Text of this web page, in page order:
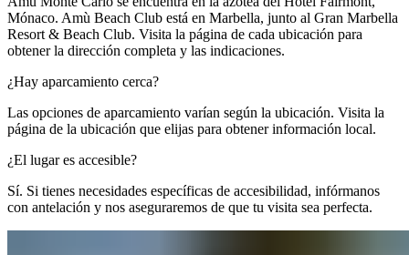
Mónaco. Amù Beach Club está en Marbella, junto al Gran Marbella
Resort & Beach Club. Visita la página de cada ubicación para
obtener la dirección completa y las indicaciones.​​​​‌ ‍ ​‍​‍‌‍ ‌ ​‍‌‍‍‌‌‍‌ ‌‍‍‌‌‍ ‍​‍​‍​ ‍‍​‍​‍‌ ​ ‌‍​‌‌‍ ‍‌‍‍‌‌ ‌​‌ ‍‌​‍ ‍‌‍‍‌‌‍ ​‍​‍​‍ ​​‍​‍‌‍‍​‌ ​‍‌‍‌‌‌‍‌‍​‍​‍​ ‍‍​‍​‍‌‍‍​‌ ‌​‌ ‌​‌ ​​‌ ​ ​ ‍‍​‍ ​‍ ‌‍ ​​‍ ‌‌‍​‌‌‍ ‍‌‍‌​​‍ ‌‌ ​‍​‍ ‌‌‍‍​‌‍ ‌ ‌​‌‍‌‌‌‍ ​‌ ​ ​‍ ‌‌ ​ ‌ ‌​‌ ‌‌‌‍‌​‌‍‍‌‌‍ ​‍ ‍‌ ‌‍‌‍‌‌‌ ​‍‌‍​ ‌‍‌‌‌‍ ​​‍ ‍‌‍​‌‌ ​​‌ ​​​‍ ‌‍‍‌‌‍ ‍‌ ‌​‌‍‌‌‌‍ ‍‌ ‌​​‍ ‌‍‌‌‌‍‌​‌‍‍‌‌ ‌​​‍ ‌‍ ‌‌‍ ‌‍‌​‌‍‌‌​ ‌‌ ​​‌ ​‍‌‍‌‌‌ ​ ‌‍‌‌‌‍ ‍‌ ‌​‌‍​‌‌ ‌​‌‍‍‌‌‍ ‌‍ ‍​ ‍ ‌‍‍‌‌‍‌​​ ‌‌‍​‌‌‍​‌​ ​‍​ ‌‍‌‍​ ​ ​‌​ ​‍​ ‍‌​‍ ‌‌‍​‍​ ‍​​ ‌​​ ​‍​‍ ‌​ ‌​‌‍‌​‌‍‌​​ ‌‍​‍ ‌‌‍​‍‌‍‌‍​ ​‌‌‍​‍​‍ ‌​ ​ ​ ‍​​ ‌‍‌‍​‍‌‍​‍​ ​ ​ ​​​ ​‌‌‍​‌‌‍​‍​ ‌ ​ ​‍​ ‍ ‌ ‌​‌ ‍‌‌ ​​‌‍‌‌​ ‌‌‍‍​‌‍ ‌ ‌​‌‍‌‌‌‍ ​‌​‌‍‌‍​‌‌ ​‌​ ‍ ‌ ​​‌‍​‌‌ ‌​‌‍‍​​ ‌‌‍​‌‌‍ ‍‌ ​ ‌ ‌ ‌‍‌‌‌ ​‍​‍‌‌​ ‌‌‌​​‍‌‌ ‌‍‍ ‌‍‌‌‌ ‍‌​‍‌‌​ ​ ‌​‌​​‍‌‌​ ​ ‌​‌​​‍‌‌​ ​‍​ ​‍​ ‌‍​ ​ ​ ​‌​ ‌ ​ ‍‌​ ‌​‌‍​‌‌‍‌​​ ​‍‌‍​‌​ ​‌‌‍​ ​‍‌‌​ ​‍​ ​‍​‍‌‌​ ‌‌‌​‌​​‍ ‍‌‍​ ‌‍‍​‌‍‍‌‌‍ ​‌‍‌​‌ ​‍‌‍‌‌‌‍ ‍​‍‌‌​ ‌‌‌​​‍‌‌ ‌‍‍ ‌‍‌‌‌ ‍‌​‍‌‌​ ​ ‌​‌​​‍‌‌​ ​ ‌​‌​​‍‌‌​ ​‍​ ​‍‌‍‌​​ ‌ ​ ​‌‌‍​‌​ ‌​​ ​‌​ ‍​​ ​ ​ ‍​​ ‍​​ ​‍​ ‌​​‍‌‌​ ​‍​ ​‍​‍‌‌​ ‌‌‌​‌​​‍ ‍‌ ‌​‌‍‌‌‌ ‍​‌ ‌​​ ‌‍​‍‌‍​‌‌ ​ ‌‍‌‌‌‌‌‌‌ ​‍‌‍ ​​ ‌‌‍‍​‌ ‌​‌ ‌​‌ ​​‌ ​ ​‍‌‌​ ​ ‌​​‌​‍‌‌​ ​‍‌​‌‍​‍‌‌​ ​‍‌​‌‍‌‍ ​​‍ ‌‌‍​‌‌‍ ‍‌‍‌​​‍ ‌‌ ​‍​‍ ‌‌‍‍​‌‍ ‌ ‌​‌‍‌‌‌‍ ​‌ ​ ​‍ ‌‌ ​ ‌ ‌​‌ ‌‌‌‍‌​‌‍‍‌‌‍ ​‍ ‍‌ ‌‍‌‍‌‌‌ ​‍‌‍​ ‌‍‌‌‌‍ ​​‍ ‍‌‍​‌‌ ​​‌ ​​​‍‌‍‌‍‍‌‌‍‌​​ ‌‌‍​‌‌‍​‌​ ​‍​ ‌‍‌‍​ ​ ​‌​ ​‍​ ‍‌​‍ ‌‌‍​‍​ ‍​​ ‌​​ ​‍​‍ ‌​ ‌​‌‍‌​‌‍‌​​ ‌‍​‍ ‌‌‍​‍‌‍‌‍​ ​‌‌‍​‍​‍ ‌​ ​ ​ ‍​​ ‌‍‌‍​‍‌‍​‍​ ​ ​ ​​​ ​‌‌‍​‌‌‍​‍​ ‌ ​ ​‍​‍‌‍‌ ‌​‌ ‍‌‌ ​​‌‍‌‌​ ‌‌‍‍​‌‍ ‌ ‌​‌‍‌‌‌‍ ​‌​‌‍‌‍​‌‌ ​‌​‍‌‍‌ ​​‌‍​‌‌ ‌​‌‍‍​​ ‌‌‍​‌‌‍ ‍‌ ​ ‌ ‌ ‌‍‌‌‌ ​‍​‍‌‌​ ‌‌‌​​‍‌‌ ‌‍‍ ‌‍‌‌‌ ‍‌​‍‌‌​ ​ ‌​‌​​‍‌‌​ ​ ‌​‌​​‍‌‌​ ​‍​ ​‍​ ‌‍​ ​ ​ ​‌​ ‌ ​ ‍‌​ ‌​‌‍​‌‌‍‌​​ ​‍‌‍​‌​ ​‌‌‍​ ​‍‌‌​ ​‍​ ​‍​‍‌‌​ ‌‌‌​‌​​‍ ‍‌‍​ ‌‍‍​‌‍‍‌‌‍ ​‌‍‌​‌ ​‍‌‍‌‌‌‍ ‍​‍‌‌​ ‌‌‌​​‍‌‌ ‌‍‍ ‌‍‌‌‌ ‍‌​‍‌‌​ ​ ‌​‌​​‍‌‌​ ​ ‌​‌​​‍‌‌​ ​‍​ ​‍‌‍‌​​ ‌ ​ ​‌‌‍​‌​ ‌​​ ​‌​ ‍​​ ​ ​ ‍​​ ‍​​ ​‍​ ‌​​‍‌‌​ ​‍​ ​‍​‍‌‌​ ‌‌‌​‌​​‍ ‍‌ ‌​‌‍‌‌‌ ‍​‌ ‌​​‍‌‍‌ ​​‌‍‌‌‌ ​‍‌ ​ ‌ ​​‌‍‌‌‌‍​ ‌ ‌​‌‍‍‌‌ ‌‍‌‍‌‌​ ‌‌ ​​‌ ‌‌‌‍​‍‌‍ ​‌‍‍‌‌ ​ ‌‍‍​‌‍‌‌‌‍‌​​‍​‍‌ ‌
¿Hay aparcamiento cerca?​​​​‌ ‍ ​‍​‍‌‍ ‌ ​‍‌‍‍‌‌‍‌ ‌‍‍‌‌‍ ‍​‍​‍​ ‍‍​‍​‍‌ ​ ‌‍​‌‌‍ ‍‌‍‍‌‌ ‌​‌ ‍‌​‍ ‍‌‍‍‌‌‍ ​‍​‍​‍ ​​‍​‍‌‍‍​‌ ​‍‌‍‌‌‌‍‌‍​‍​‍​ ‍‍​‍​‍‌‍‍​‌ ‌​‌ ‌​‌ ​​‌ ​ ​ ‍‍​‍ ​‍ ‌‍ ​​‍ ‌‌‍​‌‌‍ ‍‌‍‌​​‍ ‌‌ ​‍​‍ ‌‌‍‍​‌‍ ‌ ‌​‌‍‌‌‌‍ ​‌ ​ ​‍ ‌‌ ​ ‌ ‌​‌ ‌‌‌‍‌​‌‍‍‌‌‍ ​‍ ‍‌ ‌‍‌‍‌‌‌ ​‍‌‍​ ‌‍‌‌‌‍ ​​‍ ‍‌‍​‌‌ ​​‌ ​​​‍ ‌‍‍‌‌‍ ‍‌ ‌​‌‍‌‌‌‍ ‍‌ ‌​​‍ ‌‍‌‌‌‍‌​‌‍‍‌‌ ‌​​‍ ‌‍ ‌‌‍ ‌‍‌​‌‍‌‌​ ‌‌ ​​‌ ​‍‌‍‌‌‌ ​ ‌‍‌‌‌‍ ‍‌ ‌​‌‍​‌‌ ‌​‌‍‍‌‌‍ ‌‍ ‍​ ‍ ‌‍‍‌‌‍‌​​ ‌​ ‌ ‌‍‌​​ ‌ ​ ‍​‌‍‌‍​ ‍‌‌‍‌‌​ ​​​‍ ‌‌‍​ ​ ‌‌​ ​‌‌‍​‌​‍ ‌​ ‌​​ ‌ ​ ‌ ​ ‌‍​‍ ‌‌‍​‌​ ​​​ ​‍‌‍​ ​‍ ‌‌‍‌‌​ ‌ ​ ‍​‌‍​‌​ ​ ​ ​ ​ ‌‌‌‍​‍​ ‌​‌‍​‍‌‍‌‍​ ‌‌​ ‍ ‌ ‌​‌ ‍‌‌ ​​‌‍‌‌​ ‌‌‍‍​‌‍ ‌ ‌​‌‍‌‌‌‍ ​‌​‌‍‌‍​‌‌ ​‌​ ‍ ‌ ​​‌‍​‌‌ ‌​‌‍‍​​ ‌‌ ​‌‌ ‌‌‌‍‌‌‌ ​ ‌ ‌​‌‍‍‌‌‍ ‌‍ ‍​ ‌‍​‍‌‍​‌‌ ​ ‌‍‌‌‌‌‌‌‌ ​‍‌‍ ​​ ‌‌‍‍​‌ ‌​‌ ‌​‌ ​​‌ ​ ​‍‌‌​ ​ ‌​​‌​‍‌‌​ ​‍‌​‌‍​‍‌‌​ ​‍‌​‌‍‌‍ ​​‍ ‌‌‍​‌‌‍ ‍‌‍‌​​‍ ‌‌ ​‍​‍ ‌‌‍‍​‌‍ ‌ ‌​‌‍‌‌‌‍ ​‌ ​ ​‍ ‌‌ ​ ‌ ‌​‌ ‌‌‌‍‌​‌‍‍‌‌‍ ​‍ ‍‌ ‌‍‌‍‌‌‌ ​‍‌‍​ ‌‍‌‌‌‍ ​​‍ ‍‌‍​‌‌ ​​‌ ​​​‍‌‍‌‍‍‌‌‍‌​​ ‌​ ‌ ‌‍‌​​ ‌ ​ ‍​‌‍‌‍​ ‍‌‌‍‌‌​ ​​​‍ ‌‌‍​ ​ ‌‌​ ​‌‌‍​‌​‍ ‌​ ‌​​ ‌ ​ ‌ ​ ‌‍​‍ ‌‌‍​‌​ ​​​ ​‍‌‍​ ​‍ ‌‌‍‌‌​ ‌ ​ ‍​‌‍​‌​ ​ ​ ​ ​ ‌‌‌‍​‍​ ‌​‌‍​‍‌‍‌‍​ ‌‌​‍‌‍‌ ‌​‌ ‍‌‌ ​​‌‍‌‌​ ‌‌‍‍​‌‍ ‌ ‌​‌‍‌‌‌‍ ​‌​‌‍‌‍​‌‌ ​‌​‍‌‍‌ ​​‌‍​‌‌ ‌​‌‍‍​​ ‌‌ ​‌‌ ‌‌‌‍‌‌‌ ​ ‌ ‌​‌‍‍‌‌‍ ‌‍ ‍​‍‌‍‌ ​​‌‍‌‌‌ ​‍‌ ​ ‌ ​​‌‍‌‌‌‍​ ‌ ‌​‌‍‍‌‌ ‌‍‌‍‌‌​ ‌‌ ​​‌ ‌‌‌‍​‍‌‍ ​‌‍‍‌‌ ​ ‌‍‍​‌‍‌‌‌‍‌​​‍​‍‌ ‌
Las opciones de aparcamiento varían según la ubicación. Visita la
página de la ubicación que elijas para obtener información local.​​​​‌ ‍ ​‍​‍‌‍ ‌ ​‍‌‍‍‌‌‍‌ ‌‍‍‌‌‍ ‍​‍​‍​ ‍‍​‍​‍‌ ​ ‌‍​‌‌‍ ‍‌‍‍‌‌ ‌​‌ ‍‌​‍ ‍‌‍‍‌‌‍ ​‍​‍​‍ ​​‍​‍‌‍‍​‌ ​‍‌‍‌‌‌‍‌‍​‍​‍​ ‍‍​‍​‍‌‍‍​‌ ‌​‌ ‌​‌ ​​‌ ​ ​ ‍‍​‍ ​‍ ‌‍ ​​‍ ‌‌‍​‌‌‍ ‍‌‍‌​​‍ ‌‌ ​‍​‍ ‌‌‍‍​‌‍ ‌ ‌​‌‍‌‌‌‍ ​‌ ​ ​‍ ‌‌ ​ ‌ ‌​‌ ‌‌‌‍‌​‌‍‍‌‌‍ ​‍ ‍‌ ‌‍‌‍‌‌‌ ​‍‌‍​ ‌‍‌‌‌‍ ​​‍ ‍‌‍​‌‌ ​​‌ ​​​‍ ‌‍‍‌‌‍ ‍‌ ‌​‌‍‌‌‌‍ ‍‌ ‌​​‍ ‌‍‌‌‌‍‌​‌‍‍‌‌ ‌​​‍ ‌‍ ‌‌‍ ‌‍‌​‌‍‌‌​ ‌‌ ​​‌ ​‍‌‍‌‌‌ ​ ‌‍‌‌‌‍ ‍‌ ‌​‌‍​‌‌ ‌​‌‍‍‌‌‍ ‌‍ ‍​ ‍ ‌‍‍‌‌‍‌​​ ‌​ ‌ ‌‍‌​​ ‌ ​ ‍​‌‍‌‍​ ‍‌‌‍‌‌​ ​​​‍ ‌‌‍​ ​ ‌‌​ ​‌‌‍​‌​‍ ‌​ ‌​​ ‌ ​ ‌ ​ ‌‍​‍ ‌‌‍​‌​ ​​​ ​‍‌‍​ ​‍ ‌‌‍‌‌​ ‌ ​ ‍​‌‍​‌​ ​ ​ ​ ​ ‌‌‌‍​‍​ ‌​‌‍​‍‌‍‌‍​ ‌‌​ ‍ ‌ ‌​‌ ‍‌‌ ​​‌‍‌‌​ ‌‌‍‍​‌‍ ‌ ‌​‌‍‌‌‌‍ ​‌​‌‍‌‍​‌‌ ​‌​ ‍ ‌ ​​‌‍​‌‌ ‌​‌‍‍​​ ‌‌‍​‌‌‍ ‍‌ ​ ‌ ‌ ‌‍‌‌‌ ​‍​‍‌‌​ ‌‌‌​​‍‌‌ ‌‍‍ ‌‍‌‌‌ ‍‌​‍‌‌​ ​ ‌​‌​​‍‌‌​ ​ ‌​‌​​‍‌‌​ ​‍​ ​‍​ ​‍​ ‌‍‌‍​ ​ ‍‌​ ‌‍‌‍​‌​ ‍‌​ ‍​‌‍​ ​ ‍​​ ​‍‌‍​‌​‍‌‌​ ​‍​ ​‍​‍‌‌​ ‌‌‌​‌​​‍ ‍‌‍​ ‌‍‍​‌‍‍‌‌‍ ​‌‍‌​‌ ​‍‌‍‌‌‌‍ ‍​‍‌‌​ ‌‌‌​​‍‌‌ ‌‍‍ ‌‍‌‌‌ ‍‌​‍‌‌​ ​ ‌​‌​​‍‌‌​ ​ ‌​‌​​‍‌‌​ ​‍​ ​‍​ ‌‌‌‍​ ​ ​‌​ ​​​ ​ ​ ​‌​ ‌‍​ ‌‍‌‍​‍‌‍‌‌​ ​ ‌‍​‍​‍‌‌​ ​‍​ ​‍​‍‌‌​ ‌‌‌​‌​​‍ ‍‌ ‌​‌‍‌‌‌ ‍​‌ ‌​​ ‌‍​‍‌‍​‌‌ ​ ‌‍‌‌‌‌‌‌‌ ​‍‌‍ ​​ ‌‌‍‍​‌ ‌​‌ ‌​‌ ​​‌ ​ ​‍‌‌​ ​ ‌​​‌​‍‌‌​ ​‍‌​‌‍​‍‌‌​ ​‍‌​‌‍‌‍ ​​‍ ‌‌‍​‌‌‍ ‍‌‍‌​​‍ ‌‌ ​‍​‍ ‌‌‍‍​‌‍ ‌ ‌​‌‍‌‌‌‍ ​‌ ​ ​‍ ‌‌ ​ ‌ ‌​‌ ‌‌‌‍‌​‌‍‍‌‌‍ ​‍ ‍‌ ‌‍‌‍‌‌‌ ​‍‌‍​ ‌‍‌‌‌‍ ​​‍ ‍‌‍​‌‌ ​​‌ ​​​‍‌‍‌‍‍‌‌‍‌​​ ‌​ ‌ ‌‍‌​​ ‌ ​ ‍​‌‍‌‍​ ‍‌‌‍‌‌​ ​​​‍ ‌‌‍​ ​ ‌‌​ ​‌‌‍​‌​‍ ‌​ ‌​​ ‌ ​ ‌ ​ ‌‍​‍ ‌‌‍​‌​ ​​​ ​‍‌‍​ ​‍ ‌‌‍‌‌​ ‌ ​ ‍​‌‍​‌​ ​ ​ ​ ​ ‌‌‌‍​‍​ ‌​‌‍​‍‌‍‌‍​ ‌‌​‍‌‍‌ ‌​‌ ‍‌‌ ​​‌‍‌‌​ ‌‌‍‍​‌‍ ‌ ‌​‌‍‌‌‌‍ ​‌​‌‍‌‍​‌‌ ​‌​‍‌‍‌ ​​‌‍​‌‌ ‌​‌‍‍​​ ‌‌‍​‌‌‍ ‍‌ ​ ‌ ‌ ‌‍‌‌‌ ​‍​‍‌‌​ ‌‌‌​​‍‌‌ ‌‍‍ ‌‍‌‌‌ ‍‌​‍‌‌​ ​ ‌​‌​​‍‌‌​ ​ ‌​‌​​‍‌‌​ ​‍​ ​‍​ ​‍​ ‌‍‌‍​ ​ ‍‌​ ‌‍‌‍​‌​ ‍‌​ ‍​‌‍​ ​ ‍​​ ​‍‌‍​‌​‍‌‌​ ​‍​ ​‍​‍‌‌​ ‌‌‌​‌​​‍ ‍‌‍​ ‌‍‍​‌‍‍‌‌‍ ​‌‍‌​‌ ​‍‌‍‌‌‌‍ ‍​‍‌‌​ ‌‌‌​​‍‌‌ ‌‍‍ ‌‍‌‌‌ ‍‌​‍‌‌​ ​ ‌​‌​​‍‌‌​ ​ ‌​‌​​‍‌‌​ ​‍​ ​‍​ ‌‌‌‍​ ​ ​‌​ ​​​ ​ ​ ​‌​ ‌‍​ ‌‍‌‍​‍‌‍‌‌​ ​ ‌‍​‍​‍‌‌​ ​‍​ ​‍​‍‌‌​ ‌‌‌​‌​​‍ ‍‌ ‌​‌‍‌‌‌ ‍​‌ ‌​​‍‌‍‌ ​​‌‍‌‌‌ ​‍‌ ​ ‌ ​​‌‍‌‌‌‍​ ‌ ‌​‌‍‍‌‌ ‌‍‌‍‌‌​ ‌‌ ​​‌ ‌‌‌‍​‍‌‍ ​‌‍‍‌‌ ​ ‌‍‍​‌‍‌‌‌‍‌​​‍​‍‌ ‌
¿El lugar es accesible?​​​​‌ ‍ ​‍​‍‌‍ ‌ ​‍‌‍‍‌‌‍‌ ‌‍‍‌‌‍ ‍​‍​‍​ ‍‍​‍​‍‌ ​ ‌‍​‌‌‍ ‍‌‍‍‌‌ ‌​‌ ‍‌​‍ ‍‌‍‍‌‌‍ ​‍​‍​‍ ​​‍​‍‌‍‍​‌ ​‍‌‍‌‌‌‍‌‍​‍​‍​ ‍‍​‍​‍‌‍‍​‌ ‌​‌ ‌​‌ ​​‌ ​ ​ ‍‍​‍ ​‍ ‌‍ ​​‍ ‌‌‍​‌‌‍ ‍‌‍‌​​‍ ‌‌ ​‍​‍ ‌‌‍‍​‌‍ ‌ ‌​‌‍‌‌‌‍ ​‌ ​ ​‍ ‌‌ ​ ‌ ‌​‌ ‌‌‌‍‌​‌‍‍‌‌‍ ​‍ ‍‌ ‌‍‌‍‌‌‌ ​‍‌‍​ ‌‍‌‌‌‍ ​​‍ ‍‌‍​‌‌ ​​‌ ​​​‍ ‌‍‍‌‌‍ ‍‌ ‌​‌‍‌‌‌‍ ‍‌ ‌​​‍ ‌‍‌‌‌‍‌​‌‍‍‌‌ ‌​​‍ ‌‍ ‌‌‍ ‌‍‌​‌‍‌‌​ ‌‌ ​​‌ ​‍‌‍‌‌‌ ​ ‌‍‌‌‌‍ ‍‌ ‌​‌‍​‌‌ ‌​‌‍‍‌‌‍ ‌‍ ‍​ ‍ ‌‍‍‌‌‍‌​​ ‌‌‍​ ​ ‌​​ ​‌​ ‌‍‌‍​‍‌‍‌​​ ​ ‌‍​‌​‍ ‌‌‍‌​​ ‌‌​ ‌​​ ​‌​‍ ‌​ ‌​‌‍​ ​ ‍‌​ ‌‌​‍ ‌​ ‍​​ ‌‍‌‍‌‌​ ‌​​‍ ‌​ ‌‌‌‍‌‍​ ​‍‌‍​‌​ ‌ ​ ‍​‌‍‌​​ ‍‌​ ‍‌‌‍​ ​ ‌ ​ ‍‌​ ‍ ‌ ‌​‌ ‍‌‌ ​​‌‍‌‌​ ‌‌‍‍​‌‍ ‌ ‌​‌‍‌‌‌‍ ​‌​‌‍‌‍​‌‌ ​‌​ ‍ ‌ ​​‌‍​‌‌ ‌​‌‍‍​​ ‌‌ ​‌‌ ‌‌‌‍‌‌‌ ​ ‌ ‌​‌‍‍‌‌‍ ‌‍ ‍​ ‌‍​‍‌‍​‌‌ ​ ‌‍‌‌‌‌‌‌‌ ​‍‌‍ ​​ ‌‌‍‍​‌ ‌​‌ ‌​‌ ​​‌ ​ ​‍‌‌​ ​ ‌​​‌​‍‌‌​ ​‍‌​‌‍​‍‌‌​ ​‍‌​‌‍‌‍ ​​‍ ‌‌‍​‌‌‍ ‍‌‍‌​​‍ ‌‌ ​‍​‍ ‌‌‍‍​‌‍ ‌ ‌​‌‍‌‌‌‍ ​‌ ​ ​‍ ‌‌ ​ ‌ ‌​‌ ‌‌‌‍‌​‌‍‍‌‌‍ ​‍ ‍‌ ‌‍‌‍‌‌‌ ​‍‌‍​ ‌‍‌‌‌‍ ​​‍ ‍‌‍​‌‌ ​​‌ ​​​‍‌‍‌‍‍‌‌‍‌​​ ‌‌‍​ ​ ‌​​ ​‌​ ‌‍‌‍​‍‌‍‌​​ ​ ‌‍​‌​‍ ‌‌‍‌​​ ‌‌​ ‌​​ ​‌​‍ ‌​ ‌​‌‍​ ​ ‍‌​ ‌‌​‍ ‌​ ‍​​ ‌‍‌‍‌‌​ ‌​​‍ ‌​ ‌‌‌‍‌‍​ ​‍‌‍​‌​ ‌ ​ ‍​‌‍‌​​ ‍‌​ ‍‌‌‍​ ​ ‌ ​ ‍‌​‍‌‍‌ ‌​‌ ‍‌‌ ​​‌‍‌‌​ ‌‌‍‍​‌‍ ‌ ‌​‌‍‌‌‌‍ ​‌​‌‍‌‍​‌‌ ​‌​‍‌‍‌ ​​‌‍​‌‌ ‌​‌‍‍​​ ‌‌ ​‌‌ ‌‌‌‍‌‌‌ ​ ‌ ‌​‌‍‍‌‌‍ ‌‍ ‍​‍‌‍‌ ​​‌‍‌‌‌ ​‍‌ ​ ‌ ​​‌‍‌‌‌‍​ ‌ ‌​‌‍‍‌‌ ‌‍‌‍‌‌​ ‌‌ ​​‌ ‌‌‌‍​‍‌‍ ​‌‍‍‌‌ ​ ‌‍‍​‌‍‌‌‌‍‌​​‍​‍‌ ‌
Sí. Si tienes necesidades específicas de accesibilidad, infórmanos
con antelación y nos aseguraremos de que tu visita sea perfecta.​​​​‌ ‍ ​‍​‍‌‍ ‌ ​‍‌‍‍‌‌‍‌ ‌‍‍‌‌‍ ‍​‍​‍​ ‍‍​‍​‍‌ ​ ‌‍​‌‌‍ ‍‌‍‍‌‌ ‌​‌ ‍‌​‍ ‍‌‍‍‌‌‍ ​‍​‍​‍ ​​‍​‍‌‍‍​‌ ​‍‌‍‌‌‌‍‌‍​‍​‍​ ‍‍​‍​‍‌‍‍​‌ ‌​‌ ‌​‌ ​​‌ ​ ​ ‍‍​‍ ​‍ ‌‍ ​​‍ ‌‌‍​‌‌‍ ‍‌‍‌​​‍ ‌‌ ​‍​‍ ‌‌‍‍​‌‍ ‌ ‌​‌‍‌‌‌‍ ​‌ ​ ​‍ ‌‌ ​ ‌ ‌​‌ ‌‌‌‍‌​‌‍‍‌‌‍ ​‍ ‍‌ ‌‍‌‍‌‌‌ ​‍‌‍​ ‌‍‌‌‌‍ ​​‍ ‍‌‍​‌‌ ​​‌ ​​​‍ ‌‍‍‌‌‍ ‍‌ ‌​‌‍‌‌‌‍ ‍‌ ‌​​‍ ‌‍‌‌‌‍‌​‌‍‍‌‌ ‌​​‍ ‌‍ ‌‌‍ ‌‍‌​‌‍‌‌​ ‌‌ ​​‌ ​‍‌‍‌‌‌ ​ ‌‍‌‌‌‍ ‍‌ ‌​‌‍​‌‌ ‌​‌‍‍‌‌‍ ‌‍ ‍​ ‍ ‌‍‍‌‌‍‌​​ ‌‌‍​ ​ ‌​​ ​‌​ ‌‍‌‍​‍‌‍‌​​ ​ ‌‍​‌​‍ ‌‌‍‌​​ ‌‌​ ‌​​ ​‌​‍ ‌​ ‌​‌‍​ ​ ‍‌​ ‌‌​‍ ‌​ ‍​​ ‌‍‌‍‌‌​ ‌​​‍ ‌​ ‌‌‌‍‌‍​ ​‍‌‍​‌​ ‌ ​ ‍​‌‍‌​​ ‍‌​ ‍‌‌‍​ ​ ‌ ​ ‍‌​ ‍ ‌ ‌​‌ ‍‌‌ ​​‌‍‌‌​ ‌‌‍‍​‌‍ ‌ ‌​‌‍‌‌‌‍ ​‌​‌‍‌‍​‌‌ ​‌​ ‍ ‌ ​​‌‍​‌‌ ‌​‌‍‍​​ ‌‌‍​‌‌‍ ‍‌ ​ ‌ ‌ ‌‍‌‌‌ ​‍​‍‌‌​ ‌‌‌​​‍‌‌ ‌‍‍ ‌‍‌‌‌ ‍‌​‍‌‌​ ​ ‌​‌​​‍‌‌​ ​ ‌​‌​​‍‌‌​ ​‍​ ​‍‌‍‌‌​ ‌‌‌‍​‍​ ‍‌​ ‌‍‌‍‌‍​ ‍‌‌‍​‌​ ‍‌‌‍​‍‌‍​‍‌‍​ ​‍‌‌​ ​‍​ ​‍​‍‌‌​ ‌‌‌​‌​​‍ ‍‌‍​ ‌‍‍​‌‍‍‌‌‍ ​‌‍‌​‌ ​‍‌‍‌‌‌‍ ‍​‍‌‌​ ‌‌‌​​‍‌‌ ‌‍‍ ‌‍‌‌‌ ‍‌​‍‌‌​ ​ ‌​‌​​‍‌‌​ ​ ‌​‌​​‍‌‌​ ​‍​ ​‍​ ​‍‌‍‌‌​ ‌‍​ ​‍​ ‌ ‌‍‌‌‌‍‌​​ ​‌​ ‌ ​ ‌​​ ​​‌‍‌​​‍‌‌​ ​‍​ ​‍​‍‌‌​ ‌‌‌​‌​​‍ ‍‌ ‌​‌‍‌‌‌ ‍​‌ ‌​​ ‌‍​‍‌‍​‌‌ ​ ‌‍‌‌‌‌‌‌‌ ​‍‌‍ ​​ ‌‌‍‍​‌ ‌​‌ ‌​‌ ​​‌ ​ ​‍‌‌​ ​ ‌​​‌​‍‌‌​ ​‍‌​‌‍​‍‌‌​ ​‍‌​‌‍‌‍ ​​‍ ‌‌‍​‌‌‍ ‍‌‍‌​​‍ ‌‌ ​‍​‍ ‌‌‍‍​‌‍ ‌ ‌​‌‍‌‌‌‍ ​‌ ​ ​‍ ‌‌ ​ ‌ ‌​‌ ‌‌‌‍‌​‌‍‍‌‌‍ ​‍ ‍‌ ‌‍‌‍‌‌‌ ​‍‌‍​ ‌‍‌‌‌‍ ​​‍ ‍‌‍​‌‌ ​​‌ ​​​‍‌‍‌‍‍‌‌‍‌​​ ‌‌‍​ ​ ‌​​ ​‌​ ‌‍‌‍​‍‌‍‌​​ ​ ‌‍​‌​‍ ‌‌‍‌​​ ‌‌​ ‌​​ ​‌​‍ ‌​ ‌​‌‍​ ​ ‍‌​ ‌‌​‍ ‌​ ‍​​ ‌‍‌‍‌‌​ ‌​​‍ ‌​ ‌‌‌‍‌‍​ ​‍‌‍​‌​ ‌ ​ ‍​‌‍‌​​ ‍‌​ ‍‌‌‍​ ​ ‌ ​ ‍‌​‍‌‍‌ ‌​‌ ‍‌‌ ​​‌‍‌‌​ ‌‌‍‍​‌‍ ‌ ‌​‌‍‌‌‌‍ ​‌​‌‍‌‍​‌‌ ​‌​‍‌‍‌ ​​‌‍​‌‌ ‌​‌‍‍​​ ‌‌‍​‌‌‍ ‍‌ ​ ‌ ‌ ‌‍‌‌‌ ​‍​‍‌‌​ ‌‌‌​​‍‌‌ ‌‍‍ ‌‍‌‌‌ ‍‌​‍‌‌​ ​ ‌​‌​​‍‌‌​ ​ ‌​‌​​‍‌‌​ ​‍​ ​‍‌‍‌‌​ ‌‌‌‍​‍​ ‍‌​ ‌‍‌‍‌‍​ ‍‌‌‍​‌​ ‍‌‌‍​‍‌‍​‍‌‍​ ​‍‌‌​ ​‍​ ​‍​‍‌‌​ ‌‌‌​‌​​‍ ‍‌‍​ ‌‍‍​‌‍‍‌‌‍ ​‌‍‌​‌ ​‍‌‍‌‌‌‍ ‍​‍‌‌​ ‌‌‌​​‍‌‌ ‌‍‍ ‌‍‌‌‌ ‍‌​‍‌‌​ ​ ‌​‌​​‍‌‌​ ​ ‌​‌​​‍‌‌​ ​‍​ ​‍​ ​‍‌‍‌‌​ ‌‍​ ​‍​ ‌ ‌‍‌‌‌‍‌​​ ​‌​ ‌ ​ ‌​​ ​​‌‍‌​​‍‌‌​ ​‍​ ​‍​‍‌‌​ ‌‌‌​‌​​‍ ‍‌ ‌​‌‍‌‌‌ ‍​‌ ‌​​‍‌‍‌ ​​‌‍‌‌‌ ​‍‌ ​ ‌ ​​‌‍‌‌‌‍​ ‌ ‌​‌‍‍‌‌ ‌‍‌‍‌‌​ ‌‌ ​​‌ ‌‌‌‍​‍‌‍ ​‌‍‍‌‌ ​ ‌‍‍​‌‍‌‌‌‍‌​​‍​‍‌ ‌